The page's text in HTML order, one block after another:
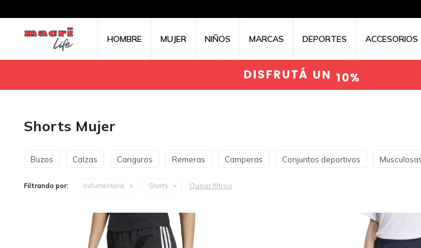
HOMBRE MUJER NIÑOS MARCAS DEPORTES ACCESORIOS
Shorts Mujer
Buzos Calzas Canguros Remeras Camperas Conjuntos deportivos
Filtrando por: Indumentaria Shorts Quitar filtros